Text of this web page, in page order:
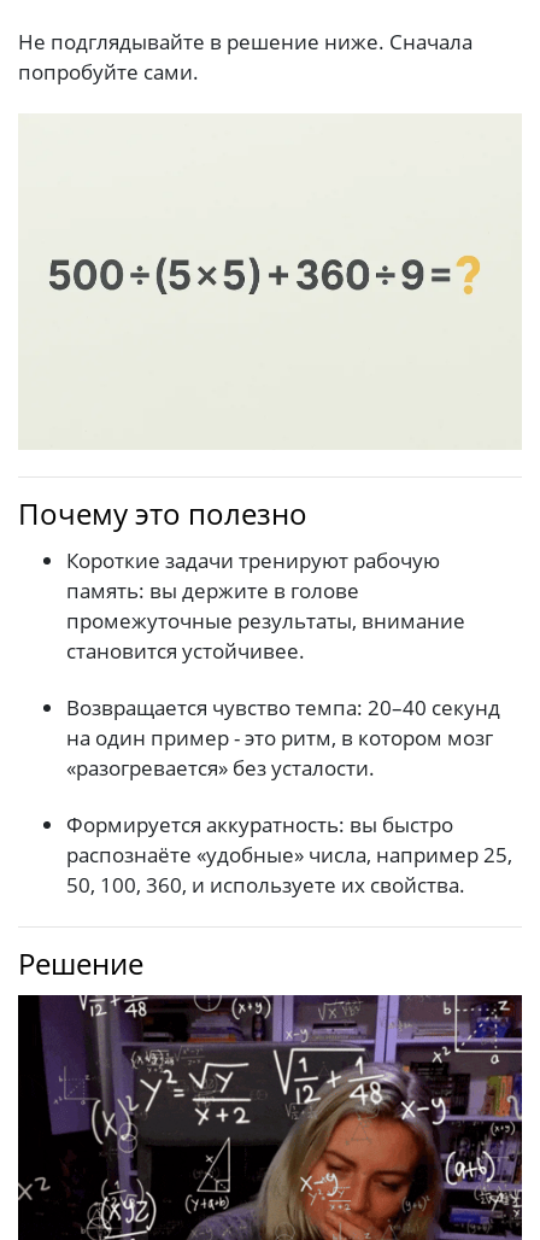
Не подглядывайте в решение ниже. Сначала
попробуйте сами.
Почему это полезно
Короткие задачи тренируют рабочую
память: вы держите в голове
промежуточные результаты, внимание
становится устойчивее.
Возвращается чувство темпа: 20–40 секунд
на один пример - это ритм, в котором мозг
«разогревается» без усталости.
Формируется аккуратность: вы быстро
распознаёте «удобные» числа, например 25,
50, 100, 360, и используете их свойства.
Решение